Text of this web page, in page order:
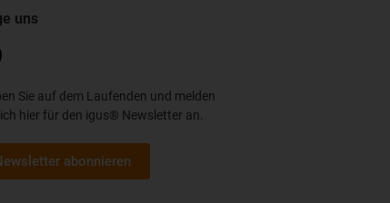
uns
Sie auf dem Laufenden und melden
hier für den igus® Newsletter an.
abonnieren